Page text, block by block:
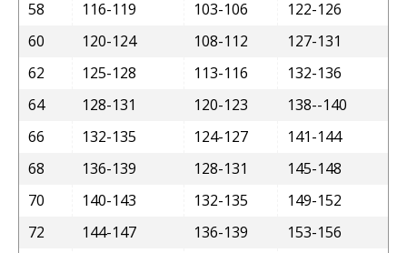
58
116-119 103-106
122-126
60
120-124 108-112
127-131
62
125-128 113-116
132-136
64
128-131 120-123
138--140
66
132-135 124-127
141-144
68
136-139 128-131
145-148
70
140-143 132-135
149-152
72
144-147 136-139
153-156